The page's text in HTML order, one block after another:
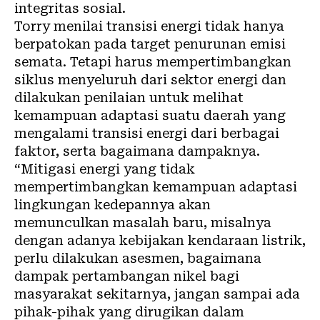
integritas sosial.
Torry menilai transisi energi tidak hanya
berpatokan pada target penurunan emisi
semata. Tetapi harus mempertimbangkan
siklus menyeluruh dari sektor energi dan
dilakukan penilaian untuk melihat
kemampuan adaptasi suatu daerah yang
mengalami transisi energi dari berbagai
faktor, serta bagaimana dampaknya.
“Mitigasi energi yang tidak
mempertimbangkan kemampuan adaptasi
lingkungan kedepannya akan
memunculkan masalah baru, misalnya
dengan adanya kebijakan kendaraan listrik,
perlu dilakukan asesmen, bagaimana
dampak pertambangan nikel bagi
masyarakat sekitarnya, jangan sampai ada
pihak-pihak yang dirugikan dalam